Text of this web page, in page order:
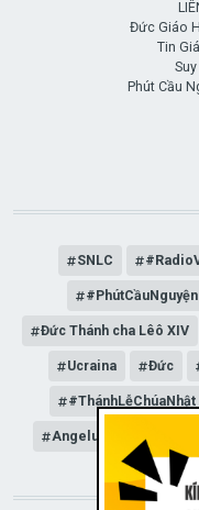
Đức Giáo
Tin
Phút Cầu
SNLC
#PhútCầuNguyện
Đức Thánh cha Lêô XIV
Ucraina Đức
#ThánhLễChúaNhật
Angelus Đức
STAY